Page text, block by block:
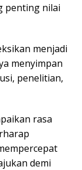
penting nilai
menjadi
menyimpan
penelitian,
rasa
demi